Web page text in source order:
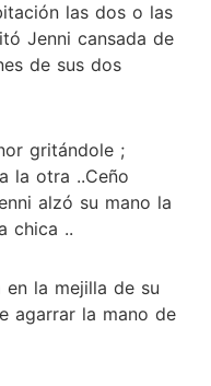
las dos o las
Jenni cansada de
de sus dos
gritándole ;
la otra ..Ceño
alzó su mano la
chica ..
en la mejilla de su
agarrar la mano de